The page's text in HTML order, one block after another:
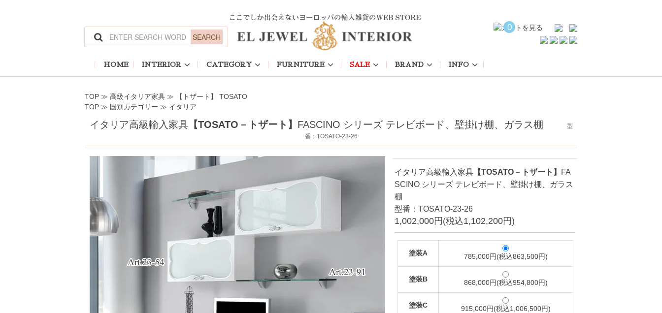
0
HOME INTERIOR CATEGORY FURNITURE SALE BRAND INFO
【トザート】 TOSATO
TOP ≫ 高級イタリア家具 ≫
【トザート】 TOSATO
TOP ≫ 国別カテゴリー ≫ イタリア
イタリア高級輸入家具【TOSATO－トザート】 FASCINO シリーズ テレビボード、壁掛け棚、ガラス棚
型
番：TOSATO-23-26
イタリア高級輸入家具【TOSATO－トザート】
FA
SCINO シリーズ テレビボード、壁掛け棚、ガラス
棚
型番：TOSATO-23-26
1,002,000円(税込1,102,200円)
塗装A 785,000円(税込863,500円)
塗装B 868,000円(税込954,800円)
塗装C 915,000円(税込1,006,500円)